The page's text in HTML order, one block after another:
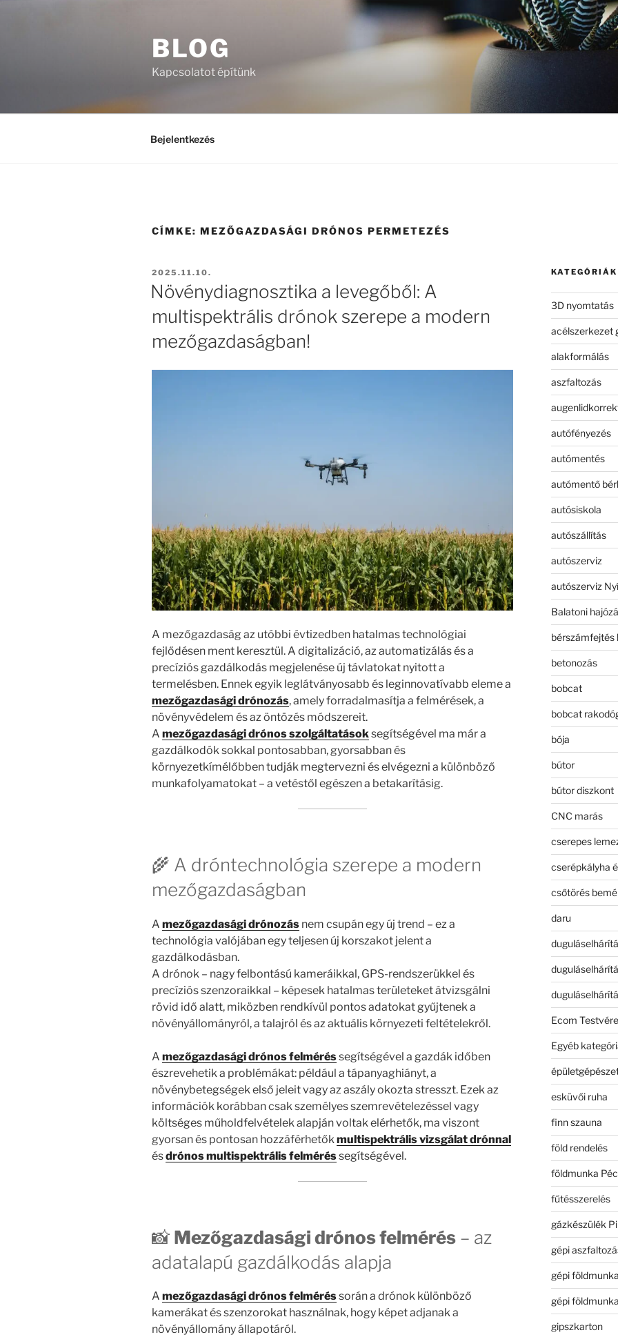
BLOG
Kapcsolatot építünk
Bejelentkezés
CÍMKE: MEZŐGAZDASÁGI DRÓNOS PERMETEZÉS
BEKÜLDVE:
2025.11.10.
Növénydiagnosztika a levegőből: A
multispektrális drónok szerepe a modern
mezőgazdaságban!
A mezőgazdaság az utóbbi évtizedben hatalmas technológiai
fejlődésen ment keresztül. A digitalizáció, az automatizálás és a
precíziós gazdálkodás megjelenése új távlatokat nyitott a
termelésben. Ennek egyik leglátványosabb és leginnovatívabb eleme a
mezőgazdasági drónozás, amely forradalmasítja a felmérések, a
növényvédelem és az öntözés módszereit.
A mezőgazdasági drónos szolgáltatásoksegítségével ma már a
gazdálkodók sokkal pontosabban, gyorsabban és
környezetkímélőbben tudják megtervezni és elvégezni a különböző
munkafolyamatokat – a vetéstől egészen a betakarításig.
🌾 A dróntechnológia szerepe a modern
mezőgazdaságban
A mezőgazdasági drónozás nem csupán egy új trend – ez a
technológia valójában egy teljesen új korszakot jelent a
gazdálkodásban.
A drónok – nagy felbontású kameráikkal, GPS-rendszerükkel és
precíziós szenzoraikkal – képesek hatalmas területeket átvizsgálni
rövid idő alatt, miközben rendkívül pontos adatokat gyűjtenek a
növényállományról, a talajról és az aktuális környezeti feltételekről.
A mezőgazdasági drónos felméréssegítségével a gazdák időben
észrevehetik a problémákat: például a tápanyaghiányt, a
növénybetegségek első jeleit vagy az aszály okozta stresszt. Ezek az
információk korábban csak személyes szemrevételezéssel vagy
költséges műholdfelvételek alapján voltak elérhetők, ma viszont
gyorsan és pontosan hozzáférhetők multispektrális vizsgálat drónnal
ésdrónos multispektrális felméréssegítségével.
📸 Mezőgazdasági drónos felmérés – az
adatalapú gazdálkodás alapja
A mezőgazdasági drónos felméréssorán a drónok különböző
kamerákat és szenzorokat használnak, hogy képet adjanak a
növényállomány állapotáról.
KATEGÓRIÁK
3D nyomtatás
acélszerkezet
alakformálás
aszfaltozás
autófényezés
autómentés
autómentő
autósiskola
autószállítás
autószerviz
autószerviz
Balatoni
bérszámfejtés
betonozás
bobcat
bobcat
bója
bútor
bútor diszkont
CNC marás
cserepes
cserépkályha
csőtörés
daru
Ecom
Egyéb
esküvői ruha
finn szauna
föld rendelés
földmunka
fűtésszerelés
gázkészülék
gépi
gépi földmunka
gépi
gipszkarton